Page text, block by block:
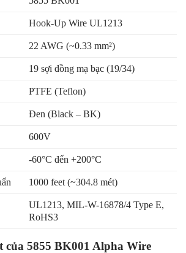
Hook-Up Wire UL1213
22 AWG (~0.33 mm²)
19 sợi đồng mạ bạc (19/34)
PTFE (Teflon)
Đen (Black – BK)
600V
-60°C đến +200°C
1000 feet (~304.8 mét)
UL1213, MIL-W-16878/4 Type E,
RoHS3
của 5855 BK001 Alpha Wire